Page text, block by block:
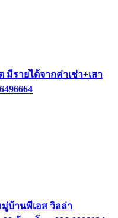
มีรายได้จากค่าเช่า+เสา
บ้านพีเอส วิลล่า